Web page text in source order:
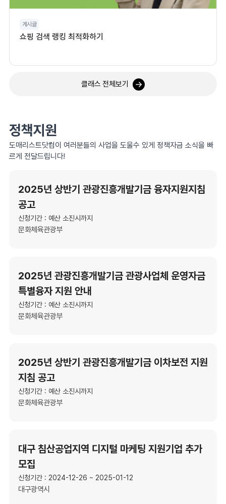
게시글
쇼핑 검색 랭킹 최적화하기
클래스 전체보기
정책지원
도매리스트닷컴이 여러분들의 사업을 도울수 있게 정책자금 소식을 빠
르게 전달드립니다!
2025년 상반기 관광진흥개발기금 융자지원지침
공고
신청기간 : 예산 소진시까지
문화체육관광부
2025년 관광진흥개발기금 관광사업체 운영자금
특별융자 지원 안내
신청기간 : 예산 소진시까지
문화체육관광부
2025년 상반기 관광진흥개발기금 이차보전 지원
지침 공고
신청기간 : 예산 소진시까지
문화체육관광부
대구 침산공업지역 디지털 마케팅 지원기업 추가
모집
신청기간 : 2024-12-26 ~ 2025-01-12
대구광역시